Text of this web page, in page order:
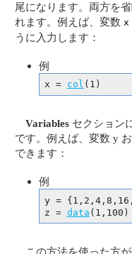
尾になります。両方を
れます。例えば、変数 x
うに入力します：
例
x = col (1)
Variables セクション
です。例えば、変数 y
できます：
例
y =
z = data (1,100)
この方法を使った方